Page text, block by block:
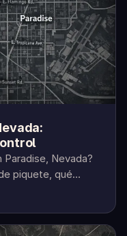
Nevada?
piquete, qué